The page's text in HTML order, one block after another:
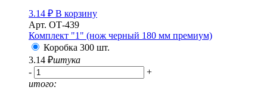
3.14 ₽ В корзину
Арт. ОТ-439
Комплект "1" (нож черный 180 мм премиум)
Коробка 300 шт.
3.14 ₽штука
-
+
итого: